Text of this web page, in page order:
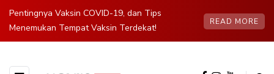
Pentingnya Vaksin COVID-19, dan Tips
Menemukan Tempat Vaksin Terdekat!
READ MORE